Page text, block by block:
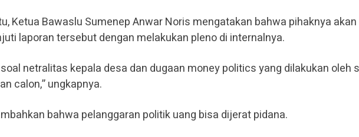
Ketua Bawaslu Sumenep Anwar Noris mengatakan bahwa pihaknya akan
laporan tersebut dengan melakukan pleno di internalnya.
netralitas kepala desa dan dugaan money politics yang dilakukan oleh
calon,” ungkapnya.
bahwa pelanggaran politik uang bisa dijerat pidana.